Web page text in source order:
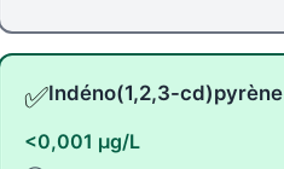
✅Indéno(1,2,3-cd)pyrène
<0,001 µg/L